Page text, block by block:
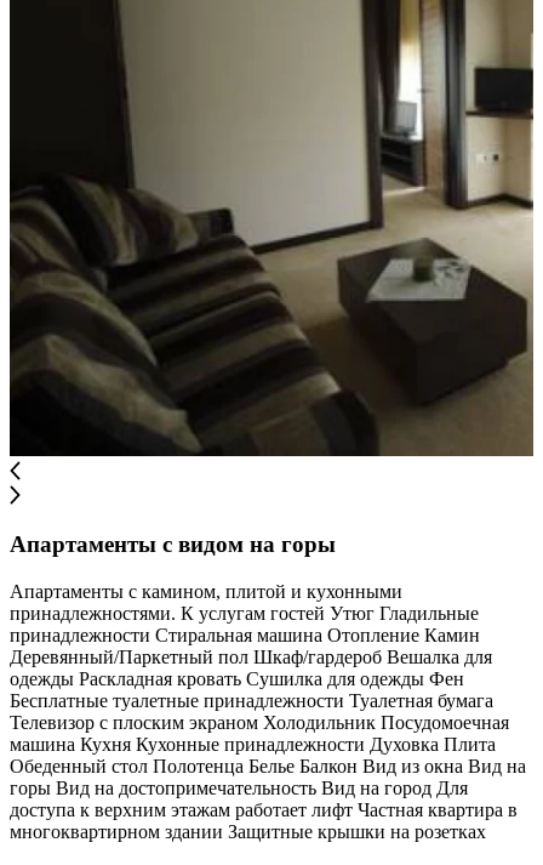
Апартаменты с видом на горы
Апартаменты с камином, плитой и кухонными
принадлежностями. К уcлугам гостей Утюг Гладильные
принадлежности Стиральная машина Отопление Камин
Деревянный/Паркетный пол Шкаф/гардероб Вешалка для
одежды Раскладная кровать Сушилка для одежды Фен
Бесплатные туалетные принадлежности Туалетная бумага
Телевизор с плоским экраном Холодильник Посудомоечная
машина Кухня Кухонные принадлежности Духовка Плита
Обеденный стол Полотенца Белье Балкон Вид из окна Вид на
горы Вид на достопримечательность Вид на город Для
доступа к верхним этажам работает лифт Частная квартира в
многоквартирном здании Защитные крышки на розетках